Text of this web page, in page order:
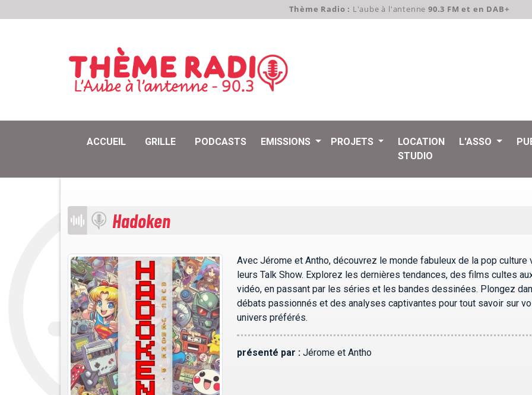
Thème Radio : L'aube à l'antenne 90.3 FM et en DAB+
ACCUEIL GRILLE PODCASTS EMISSIONS PROJETS
LOCATION
STUDIO
L'ASSO
Hadoken
Avec Jérome et Antho, découvrez le monde fabuleux de la pop culture
leurs Talk Show. Explorez les dernières tendances, des films cultes
vidéo, en passant par les séries et les bandes dessinées. Plongez
débats passionnés et des analyses captivantes pour tout savoir sur
univers préférés.
présenté par :Jérome et Antho